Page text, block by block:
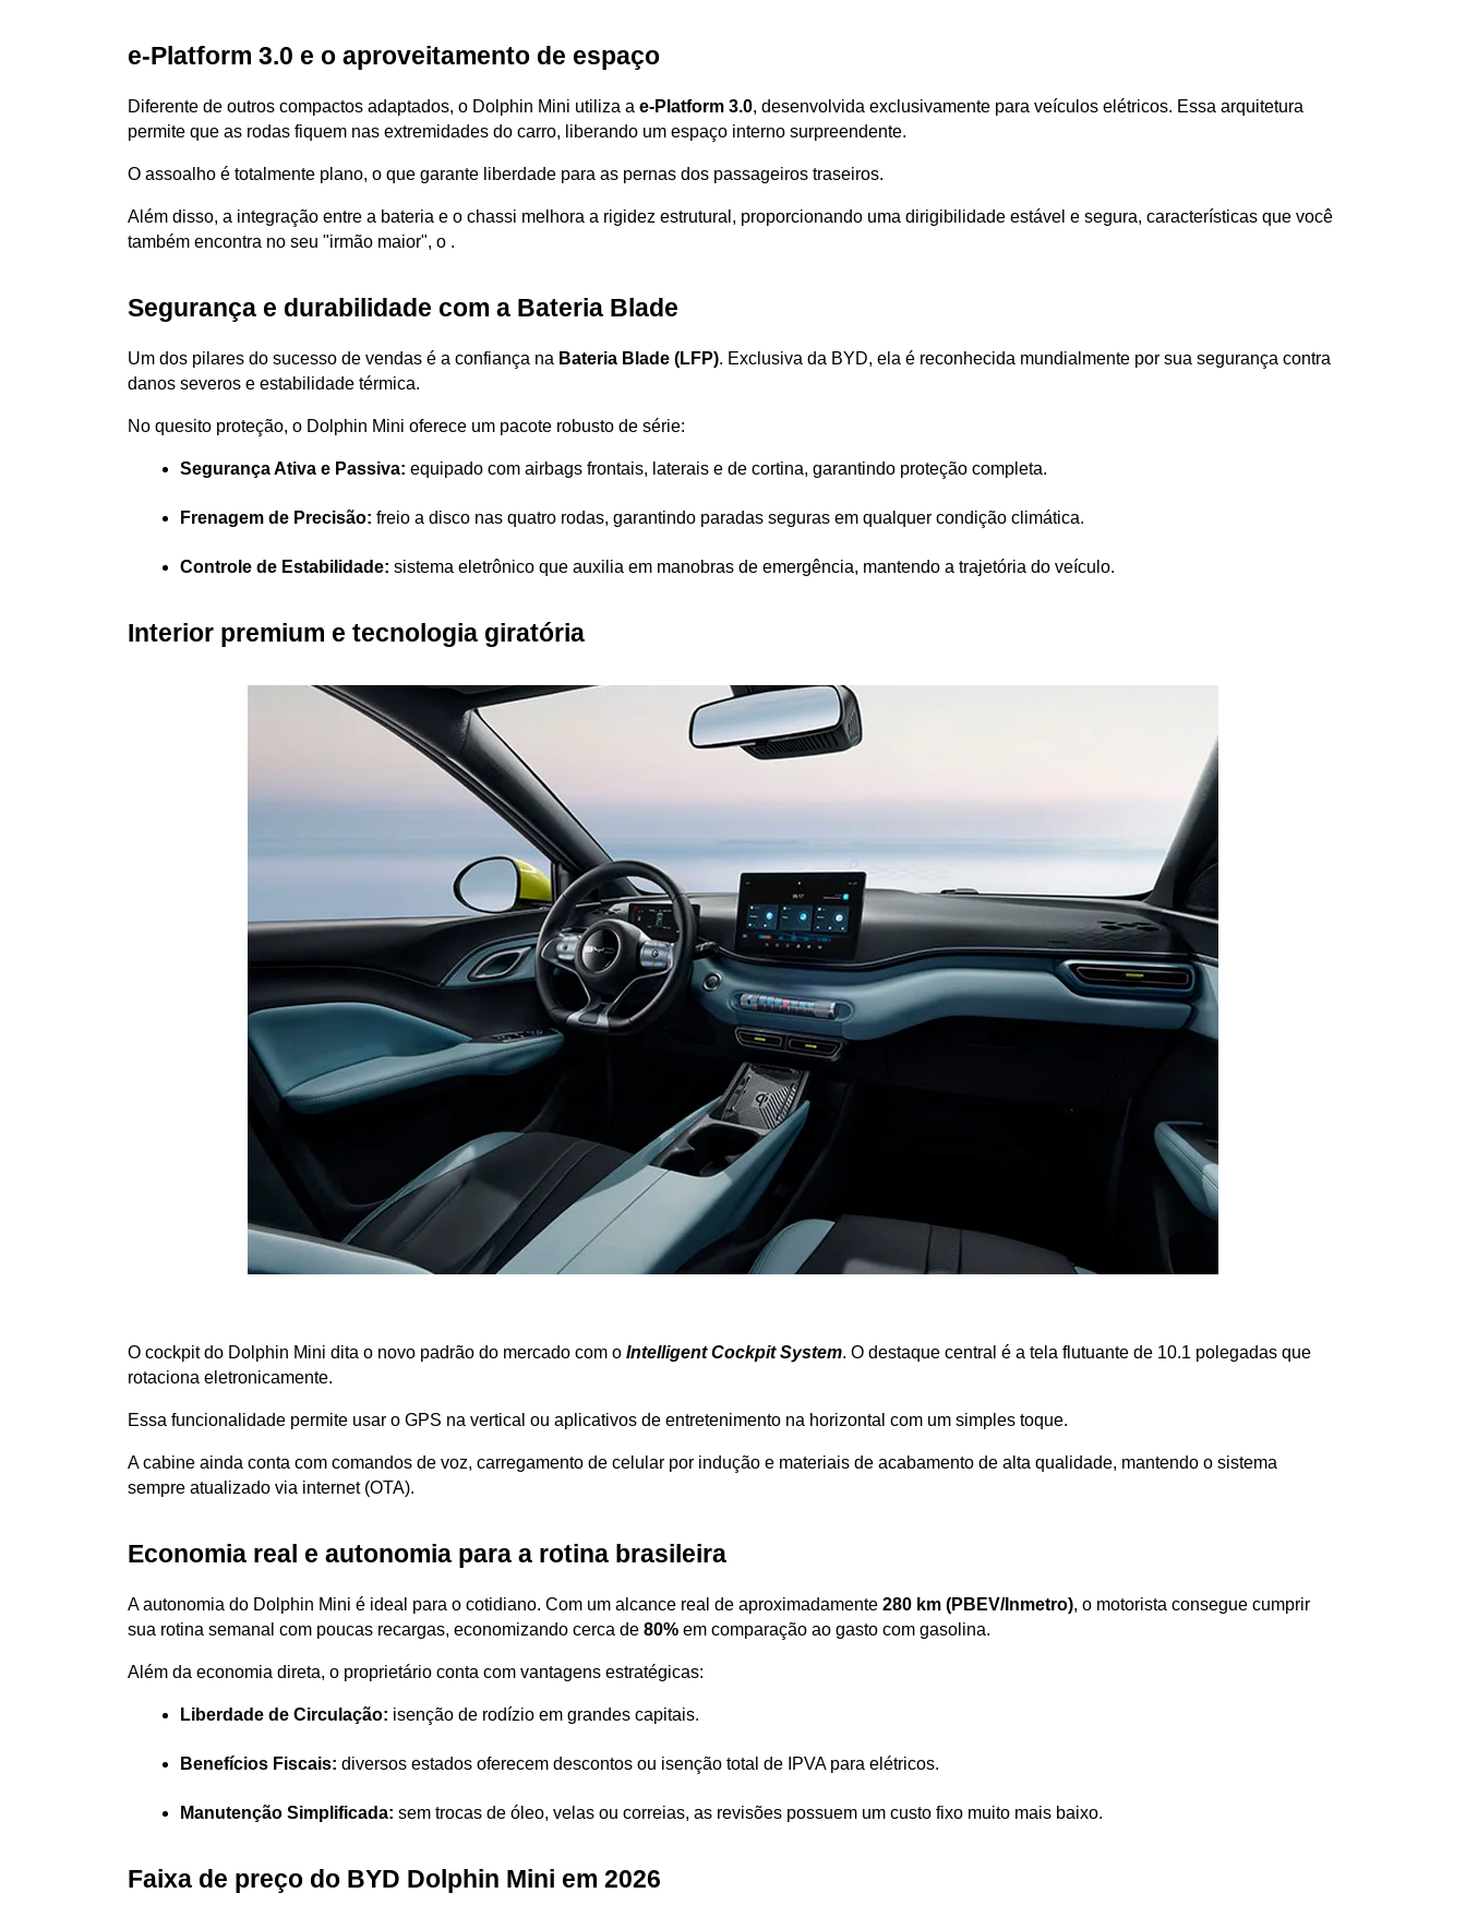
e-Platform 3.0 e o aproveitamento de espaço
Diferente de outros compactos adaptados, o Dolphin Mini utiliza a e-Platform 3.0, desenvolvida exclusivamente para veículos elétricos. Essa arquitetura
permite que as rodas fiquem nas extremidades do carro, liberando um espaço interno surpreendente.
O assoalho é totalmente plano, o que garante liberdade para as pernas dos passageiros traseiros.
Além disso, a integração entre a bateria e o chassi melhora a rigidez estrutural, proporcionando uma dirigibilidade estável e segura, características que você
também encontra no seu "irmão maior", o .
Segurança e durabilidade com a Bateria Blade
Um dos pilares do sucesso de vendas é a confiança na Bateria Blade (LFP). Exclusiva da BYD, ela é reconhecida mundialmente por sua segurança contra
danos severos e estabilidade térmica.
No quesito proteção, o Dolphin Mini oferece um pacote robusto de série:
Segurança Ativa e Passiva: equipado com airbags frontais, laterais e de cortina, garantindo proteção completa.
Frenagem de Precisão: freio a disco nas quatro rodas, garantindo paradas seguras em qualquer condição climática.
Controle de Estabilidade: sistema eletrônico que auxilia em manobras de emergência, mantendo a trajetória do veículo.
Interior premium e tecnologia giratória
O cockpit do Dolphin Mini dita o novo padrão do mercado com o Intelligent Cockpit System. O destaque central é a tela flutuante de 10.1 polegadas que
rotaciona eletronicamente.
Essa funcionalidade permite usar o GPS na vertical ou aplicativos de entretenimento na horizontal com um simples toque.
A cabine ainda conta com comandos de voz, carregamento de celular por indução e materiais de acabamento de alta qualidade, mantendo o sistema
sempre atualizado via internet (OTA).
Economia real e autonomia para a rotina brasileira
A autonomia do Dolphin Mini é ideal para o cotidiano. Com um alcance real de aproximadamente 280 km (PBEV/Inmetro), o motorista consegue cumprir
sua rotina semanal com poucas recargas, economizando cerca de 80% em comparação ao gasto com gasolina.
Além da economia direta, o proprietário conta com vantagens estratégicas:
Liberdade de Circulação: isenção de rodízio em grandes capitais.
Benefícios Fiscais: diversos estados oferecem descontos ou isenção total de IPVA para elétricos.
Manutenção Simplificada: sem trocas de óleo, velas ou correias, as revisões possuem um custo fixo muito mais baixo.
Faixa de preço do BYD Dolphin Mini em 2026